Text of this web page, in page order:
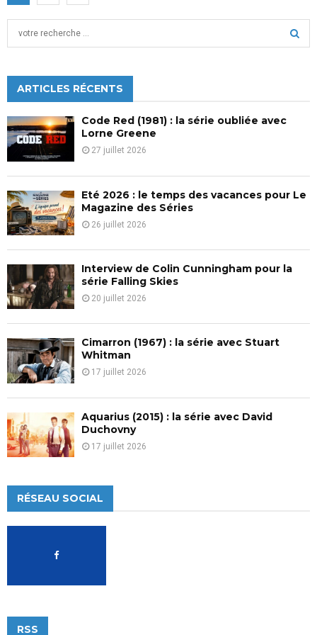
des
publications
h
f
o
r
:
C
ARTICLES RÉCENTS
Code Red (1981) : la série oubliée avec
Lorne Greene
27 juillet 2026
Eté 2026 : le temps des vacances pour Le
Magazine des Séries
26 juillet 2026
Interview de Colin Cunningham pour la
série Falling Skies
20 juillet 2026
Cimarron (1967) : la série avec Stuart
Whitman
17 juillet 2026
Aquarius (2015) : la série avec David
Duchovny
17 juillet 2026
RÉSEAU SOCIAL
RSS